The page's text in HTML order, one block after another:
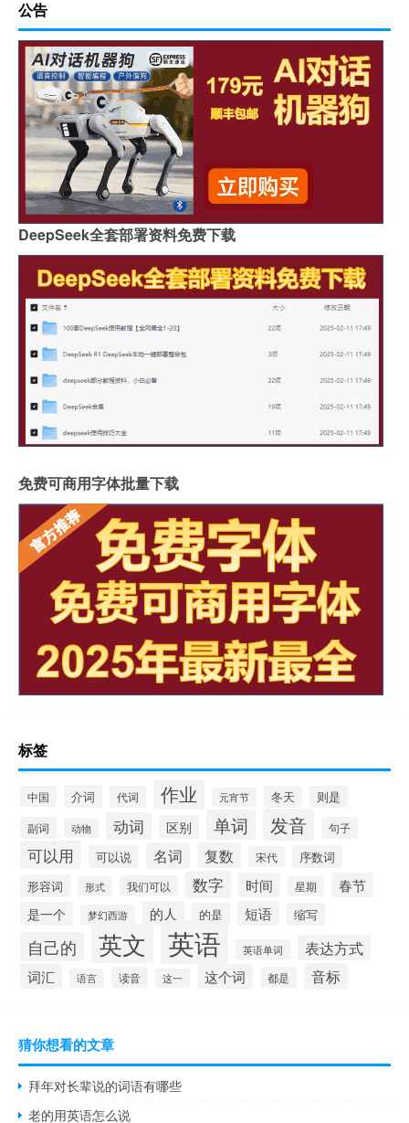
公告
DeepSeek全套部署资料免费下载
免费可商用字体批量下载
标签
中国 介词 代词 作业 元宵节 冬天
则是
副词
动物 动词 区别 单词 发音 句子
可以用 可以说 名词 复数 宋代
序数词
形容词
形式 我们可以 数字 时间 星期 春节
是一个 梦幻西游 的人 的是 短语 缩写
自己的 英文 英语 英语单词 表达方式
词汇 语言 读音 这一 这个词 都是 音标
猜你想看的文章
拜年对长辈说的词语有哪些
老的用英语怎么说